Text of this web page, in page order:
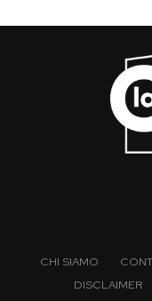
CHI SIAMO
DISCLAIMER